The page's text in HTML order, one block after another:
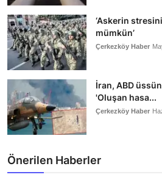
‘Askerin
mümkün’
Çerkezköy Haber
İran, ABD
'Oluşan hasa...
Çerkezköy Haber
Önerilen Haberler